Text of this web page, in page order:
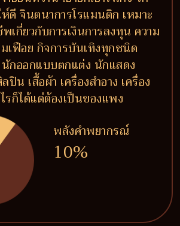
ดี จินตนาการโรแมนติก เหมาะ
เกี่ยวกับการเงินการลงทุน ความ
เฟือย กิจการบันเทิงทุกชนิด
กออกแบบตกแต่ง นักแสดง
ปิน เสื้อผ้า เครื่องสำอาง เครื่อง
รก็ได้แต่ต้องเป็นของแพง
พลังคำพยากรณ์
10%